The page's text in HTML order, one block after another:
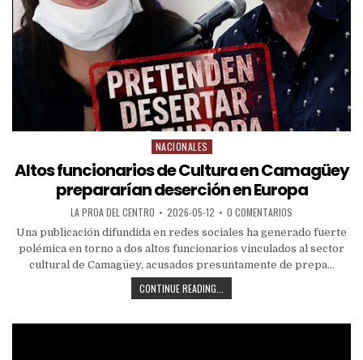
NACIONALES
Altos funcionarios de Cultura en Camagüey
prepararían deserción en Europa
LA PROA DEL CENTRO 2026-05-12 0 COMENTARIOS
Una publicación difundida en redes sociales ha generado fuerte
polémica en torno a dos altos funcionarios vinculados al sector
cultural de Camagüey, acusados presuntamente de prepa...
CONTINUE READING...